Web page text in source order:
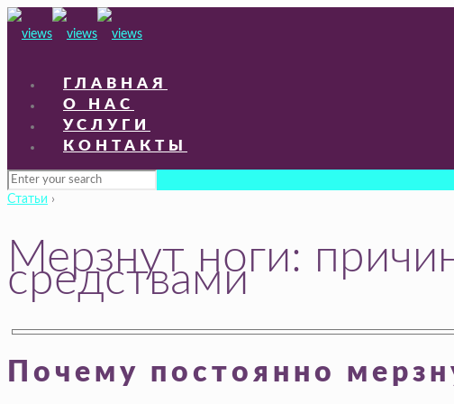
ГЛАВНАЯ
О НАС
УСЛУГИ
КОНТАКТЫ
Статьи ›
Мерзнут ноги:
средствами
Почему постоянно